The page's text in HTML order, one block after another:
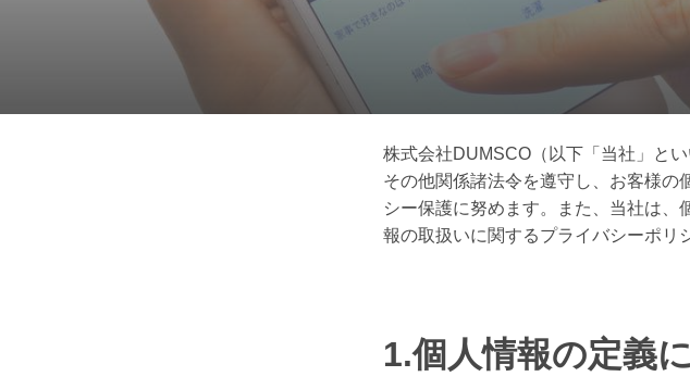
株式会社DUMSCO（以下「当社」と
その他関係諸法令を遵守し、お客様の
シー保護に努めます。また、当社は
報の取扱いに関するプライバシーポリ
1.個人情報の定義